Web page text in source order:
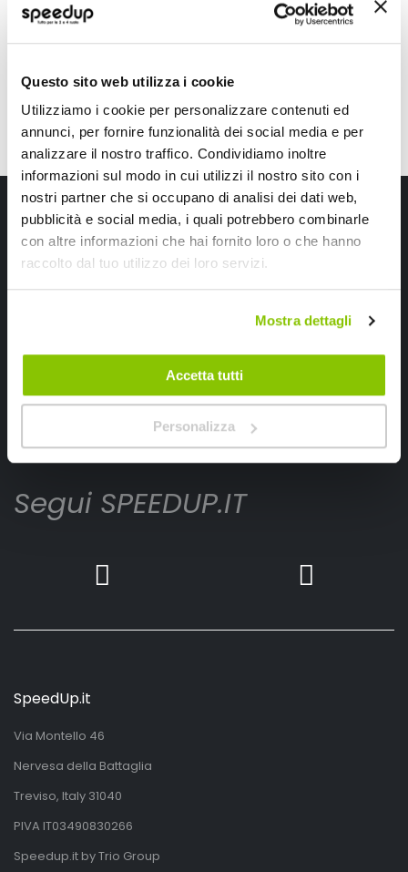
Questo sito web utilizza i cookie
Utilizziamo i cookie per personalizzare contenuti ed
annunci, per fornire funzionalità dei social media e per
analizzare il nostro traffico. Condividiamo inoltre
informazioni sul modo in cui utilizzi il nostro sito con i
nostri partner che si occupano di analisi dei dati web,
pubblicità e social media, i quali potrebbero combinarle
con altre informazioni che hai fornito loro o che hanno
raccolto dal tuo utilizzo dei loro servizi.
Mostra dettagli
Accetta tutti
Personalizza
Spedizione gratuita!
speciale
Spedizione gratuita!
Iscriviti alla newsletter Speedup
Ricevi subito uno sconto del 10% per il tuo primo acquisto online!
Iscrivimi
Segui SPEEDUP.IT
SpeedUp.it
Via Montello 46
Nervesa della Battaglia
Treviso, Italy 31040
PIVA IT03490830266
Speedup.it by Trio Group